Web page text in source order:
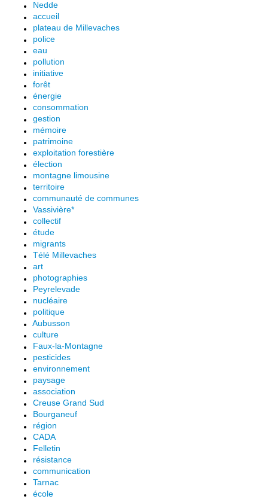
Nedde
accueil
plateau de Millevaches
police
eau
pollution
initiative
forêt
énergie
consommation
gestion
mémoire
patrimoine
exploitation forestière
élection
montagne limousine
territoire
communauté de communes
Vassivière*
collectif
étude
migrants
Télé Millevaches
art
photographies
Peyrelevade
nucléaire
politique
Aubusson
culture
Faux-la-Montagne
pesticides
environnement
paysage
association
Creuse Grand Sud
Bourganeuf
région
CADA
Felletin
résistance
communication
Tarnac
école